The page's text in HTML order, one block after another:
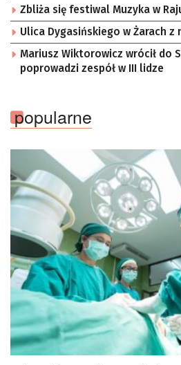
Zbliża się festiwal Muzyka w
Ulica Dygasińskiego w Żarach z
Mariusz Wiktorowicz wrócił do
poprowadzi zespół w III lidze
popularne